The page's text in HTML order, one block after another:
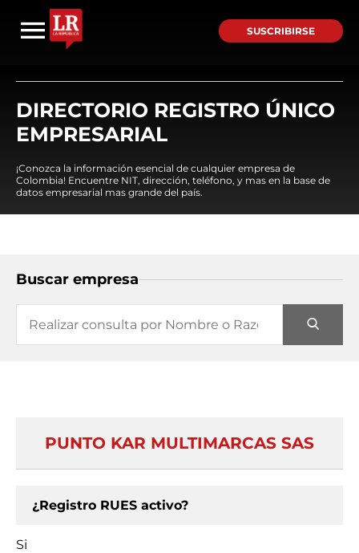
SUSCRIBIRSE
DIRECTORIO REGISTRO ÚNICO
EMPRESARIAL
¡Conozca la información esencial de cualquier empresa de
Colombia! Encuentre NIT, dirección, teléfono, y mas en la base de
datos empresarial mas grande del país.
Buscar empresa
PUNTO KAR MULTIMARCAS SAS
¿Registro RUES activo?
Si